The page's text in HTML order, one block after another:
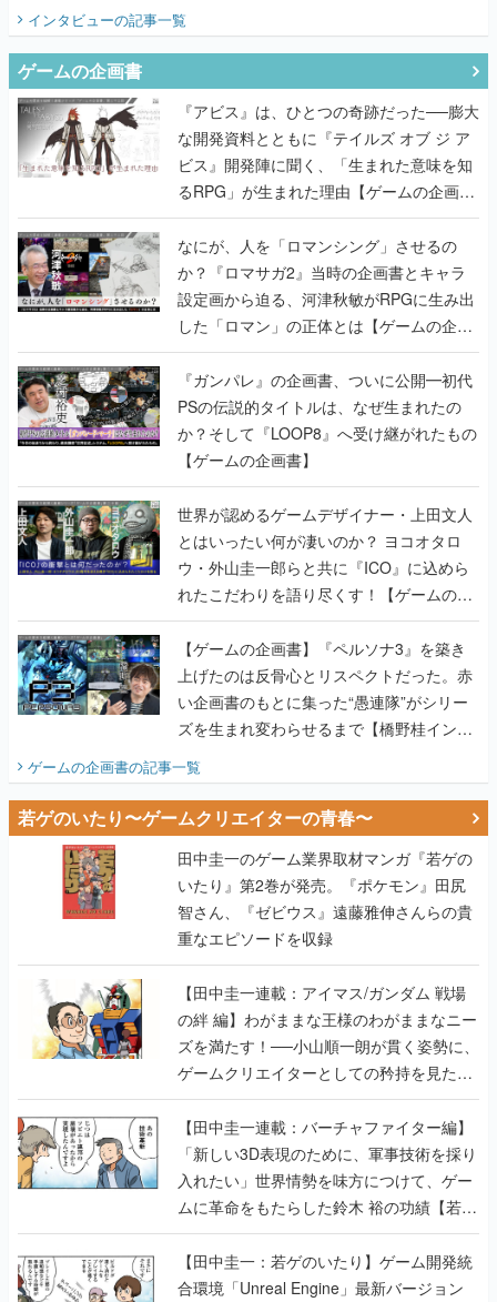
てみた
インタビューの記事一覧
ゲームの企画書
『アビス』は、ひとつの奇跡だった──膨大
な開発資料とともに『テイルズ オブ ジ ア
ビス』開発陣に聞く、「生まれた意味を知
るRPG」が生まれた理由【ゲームの企画
書】
なにが、人を「ロマンシング」させるの
か？『ロマサガ2』当時の企画書とキャラ
設定画から迫る、河津秋敏がRPGに生み出
した「ロマン」の正体とは【ゲームの企画
書】
『ガンパレ』の企画書、ついに公開━初代
PSの伝説的タイトルは、なぜ生まれたの
か？そして『LOOP8』へ受け継がれたもの
【ゲームの企画書】
世界が認めるゲームデザイナー・上田文人
とはいったい何が凄いのか？ ヨコオタロ
ウ・外山圭一郎らと共に『ICO』に込めら
れたこだわりを語り尽くす！【ゲームの企
画書】
【ゲームの企画書】『ペルソナ3』を築き
上げたのは反骨心とリスペクトだった。赤
い企画書のもとに集った“愚連隊”がシリー
ズを生まれ変わらせるまで【橋野桂インタ
ビュー】
ゲームの企画書の記事一覧
若ゲのいたり〜ゲームクリエイターの青春〜
田中圭一のゲーム業界取材マンガ『若ゲの
いたり』第2巻が発売。『ポケモン』田尻
智さん、『ゼビウス』遠藤雅伸さんらの貴
重なエピソードを収録
【田中圭一連載：アイマス/ガンダム 戦場
の絆 編】わがままな王様のわがままなニー
ズを満たす！──小山順一朗が貫く姿勢に、
ゲームクリエイターとしての矜持を見た
【若ゲのいたり最終回】
【田中圭一連載：バーチャファイター編】
「新しい3D表現のために、軍事技術を採り
入れたい」世界情勢を味方につけて、ゲー
ムに革命をもたらした鈴木 裕の功績【若ゲ
のいたり】
【田中圭一：若ゲのいたり】ゲーム開発統
合環境「Unreal Engine」最新バージョン